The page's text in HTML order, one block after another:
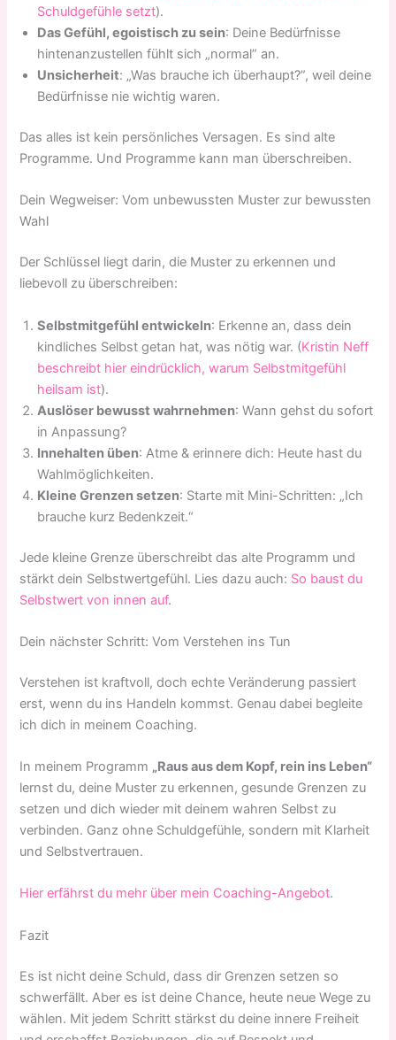
Schuldgefühle setzt).
Das Gefühl, egoistisch zu sein: Deine Bedürfnisse
hintenanzustellen fühlt sich „normal” an.
Unsicherheit: „Was brauche ich überhaupt?”, weil deine
Bedürfnisse nie wichtig waren.
Das alles ist kein persönliches Versagen. Es sind alte
Programme. Und Programme kann man überschreiben.
Dein Wegweiser: Vom unbewussten Muster zur bewussten
Wahl
Der Schlüssel liegt darin, die Muster zu erkennen und
liebevoll zu überschreiben:
Selbstmitgefühl entwickeln: Erkenne an, dass dein
kindliches Selbst getan hat, was nötig war. (Kristin Neff
beschreibt hier eindrücklich, warum Selbstmitgefühl
heilsam ist).
Auslöser bewusst wahrnehmen: Wann gehst du sofort
in Anpassung?
Innehalten üben: Atme & erinnere dich: Heute hast du
Wahlmöglichkeiten.
Kleine Grenzen setzen: Starte mit Mini-Schritten: „Ich
brauche kurz Bedenkzeit.“
Jede kleine Grenze überschreibt das alte Programm und
stärkt dein Selbstwertgefühl. Lies dazu auch: So baust du
Selbstwert von innen auf.
Dein nächster Schritt: Vom Verstehen ins Tun
Verstehen ist kraftvoll, doch echte Veränderung passiert
erst, wenn du ins Handeln kommst. Genau dabei begleite
ich dich in meinem Coaching.
In meinem Programm „Raus aus dem Kopf, rein ins Leben“
lernst du, deine Muster zu erkennen, gesunde Grenzen zu
setzen und dich wieder mit deinem wahren Selbst zu
verbinden. Ganz ohne Schuldgefühle, sondern mit Klarheit
und Selbstvertrauen.
Hier erfährst du mehr über mein Coaching-Angebot.
Fazit
Es ist nicht deine Schuld, dass dir Grenzen setzen so
schwerfällt. Aber es ist deine Chance, heute neue Wege zu
wählen. Mit jedem Schritt stärkst du deine innere Freiheit